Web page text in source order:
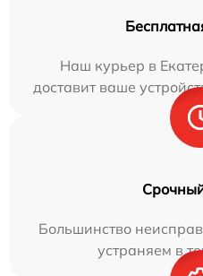
Наш курьер в
доставит ваше
Большинство
устраняем в